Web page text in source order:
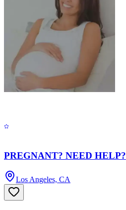
PREGNANT? NEED HELP?
Los Angeles, CA